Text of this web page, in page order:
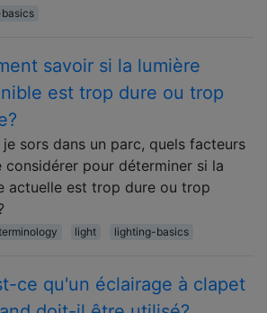
savoir si la lumière
est trop dure ou trop
je sors dans un parc, quels facteurs
considérer pour déterminer si la
actuelle est trop dure ou trop
light lighting-basics
ce qu'un éclairage à clapet